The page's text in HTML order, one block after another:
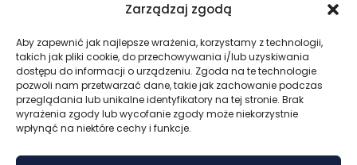
Zarządzaj zgodą
Aby zapewnić jak najlepsze wrażenia, korzystamy z technologii,
takich jak pliki cookie, do przechowywania i/lub uzyskiwania
dostępu do informacji o urządzeniu. Zgoda na te technologie
pozwoli nam przetwarzać dane, takie jak zachowanie podczas
przeglądania lub unikalne identyfikatory na tej stronie. Brak
wyrażenia zgody lub wycofanie zgody może niekorzystnie
wpłynąć na niektóre cechy i funkcje.
NASZE LOKALIZACJE
OSTATNIE POSTY
RODOREGULAMINPOLITYKA PRYWATNOŚCI